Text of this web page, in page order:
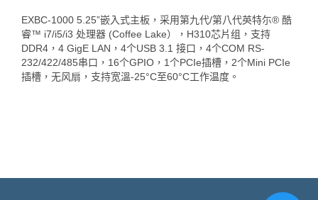
EXBC-1000 5.25”嵌入式主板，采用第九代/第八代英特尓® 酷
睿™ i7/i5/i3 处理器 (Coffee Lake），H310芯片组，支持
DDR4，4 GigE LAN，4个USB 3.1 接口，4个COM RS-
232/422/485串口，16个GPIO，1个PCIe插槽，2个Mini PCIe
插槽，无风扇，支持宽溫-25°C至60°C工作温度。